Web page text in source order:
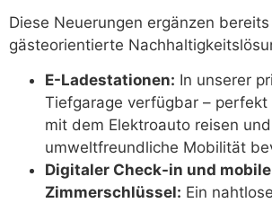
Diese Neuerungen ergänzen
gästeorientierte
E-Ladestationen: In unserer
Tiefgarage verfügbar – perfekt
mit dem Elektroauto reisen
umweltfreundliche Mobilität
Digitaler Check-in und
Zimmerschlüssel: Ein